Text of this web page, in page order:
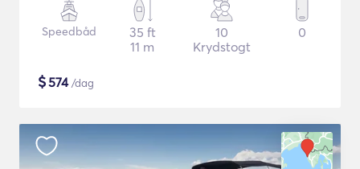
Speedbåd
35 ft
11 m
10
Krydstogt
0
$574/dag